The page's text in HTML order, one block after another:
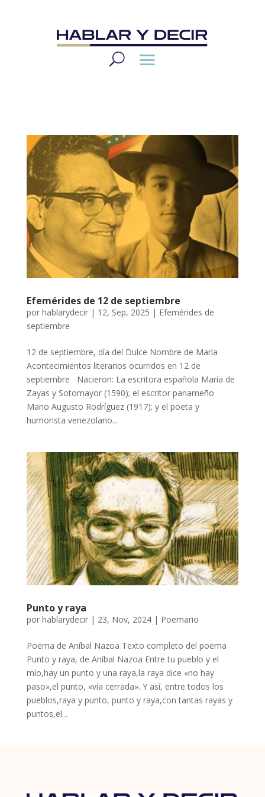
Efemérides de 12 de septiembre
por hablarydecir| 12, Sep, 2025 | Efemérides de
septiembre
12 de septiembre, día del Dulce Nombre de María
Acontecimientos literarios ocurridos en 12 de
septiembre Nacieron: La escritora española María de
Zayas y Sotomayor (1590); el escritor panameño
Mario Augusto Rodríguez (1917); y el poeta y
humorista venezolano...
Punto y raya
por hablarydecir| 23, Nov, 2024| Poemario
Poema de Aníbal Nazoa Texto completo del poema
Punto y raya, de Aníbal Nazoa Entre tu pueblo y el
mío,hay un punto y una raya,la raya dice «no hay
paso»,el punto, «vía cerrada». Y así, entre todos los
pueblos,raya y punto, punto y raya,con tantas rayas y
puntos,el...